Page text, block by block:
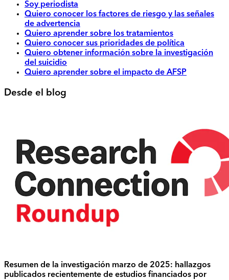
Soy periodista
Quiero conocer los factores de riesgo y las señales
de advertencia
Quiero aprender sobre los tratamientos
Quiero conocer sus prioridades de política
Quiero obtener información sobre la investigación
del suicidio
Quiero aprender sobre el impacto de AFSP
Desde el blog
Resumen de la investigación marzo de 2025: hallazgos
publicados recientemente de estudios financiados por